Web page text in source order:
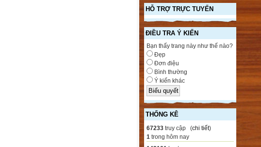
HỖ TRỢ TRỰC TUYẾN
ĐIỀU TRA Ý KIẾN
Bạn thấy trang này như thế nào?
Đẹp
Đơn điệu
Bình thường
Ý kiến khác
THỐNG KÊ
67233 truy cập (chi tiết)
1 trong hôm nay